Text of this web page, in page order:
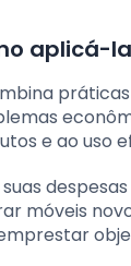
aplicá-la
e ao uso
móveis